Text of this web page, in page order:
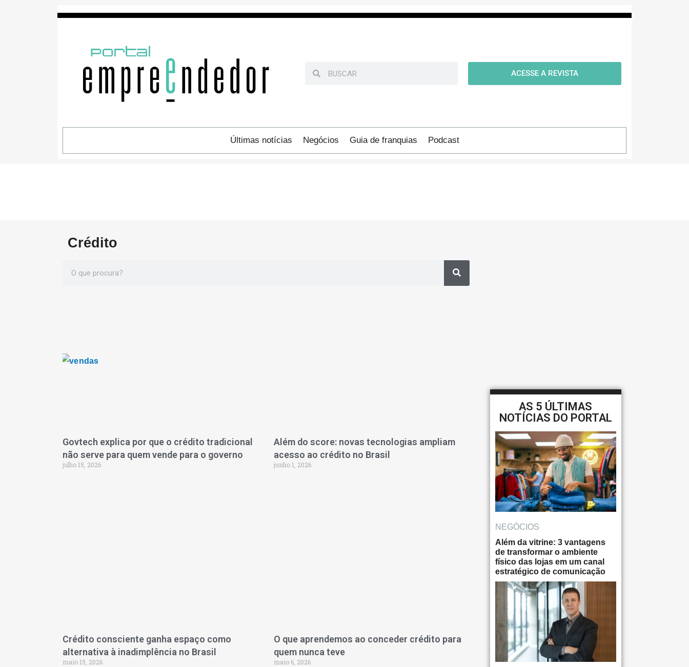
ACESSE A REVISTA
Últimas notícias Negócios Guia de franquias Podcast
Crédito
Govtech explica por que o crédito tradicional
não serve para quem vende para o governo
julho 15, 2026
Além do score: novas tecnologias ampliam
acesso ao crédito no Brasil
junho 1, 2026
Crédito consciente ganha espaço como
alternativa à inadimplência no Brasil
maio 15, 2026
O que aprendemos ao conceder crédito para
quem nunca teve
maio 6, 2026
AS 5 ÚLTIMAS
NOTÍCIAS DO PORTAL
NEGÓCIOS
Além da vitrine: 3 vantagens
de transformar o ambiente
físico das lojas em um canal
estratégico de comunicação